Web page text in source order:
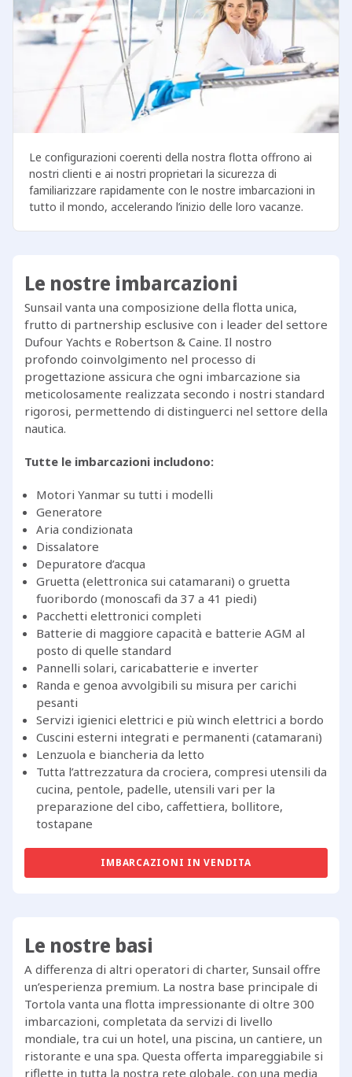
Le configurazioni coerenti della nostra flotta offrono ai
nostri clienti e ai nostri proprietari la sicurezza di
familiarizzare rapidamente con le nostre imbarcazioni in
tutto il mondo, accelerando l’inizio delle loro vacanze.
Le nostre imbarcazioni
Sunsail vanta una composizione della flotta unica,
frutto di partnership esclusive con i leader del settore
Dufour Yachts e Robertson & Caine. Il nostro
profondo coinvolgimento nel processo di
progettazione assicura che ogni imbarcazione sia
meticolosamente realizzata secondo i nostri standard
rigorosi, permettendo di distinguerci nel settore della
nautica.
Tutte le imbarcazioni includono:
Motori Yanmar su tutti i modelli
Generatore
Aria condizionata
Dissalatore
Depuratore d’acqua
Gruetta (elettronica sui catamarani) o gruetta
fuoribordo (monoscafi da 37 a 41 piedi)
Pacchetti elettronici completi
Batterie di maggiore capacità e batterie AGM al
posto di quelle standard
Pannelli solari, caricabatterie e inverter
Randa e genoa avvolgibili su misura per carichi
pesanti
Servizi igienici elettrici e più winch elettrici a bordo
Cuscini esterni integrati e permanenti (catamarani)
Lenzuola e biancheria da letto
Tutta l’attrezzatura da crociera, compresi utensili da
cucina, pentole, padelle, utensili vari per la
preparazione del cibo, caffettiera, bollitore,
tostapane
IMBARCAZIONI IN VENDITA
Le nostre basi
A differenza di altri operatori di charter, Sunsail offre
un’esperienza premium. La nostra base principale di
Tortola vanta una flotta impressionante di oltre 300
imbarcazioni, completata da servizi di livello
mondiale, tra cui un hotel, una piscina, un cantiere, un
ristorante e una spa. Questa offerta impareggiabile si
riflette in tutta la nostra rete globale, con una media